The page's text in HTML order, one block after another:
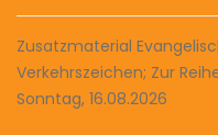
Zusatzmaterial
Verkehrszeichen; Zur
Sonntag, 16.08.2026